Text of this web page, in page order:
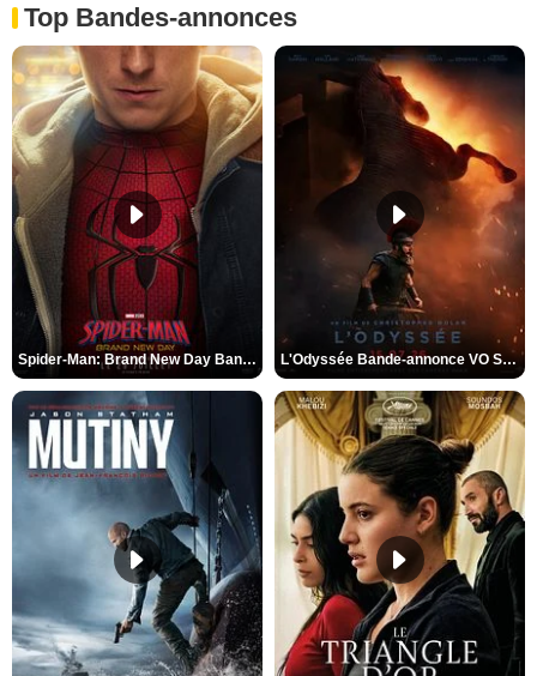
Top Bandes-annonces
Spider-Man: Brand New Day Bande-annonce VO STFR L'Odyssée Bande-annonce VO STFR